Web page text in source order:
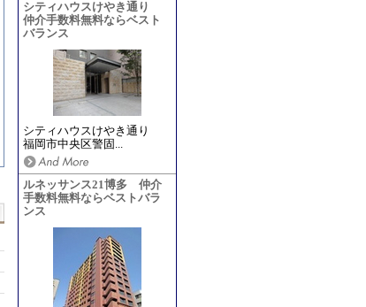
シティハウスけやき通り
仲介手数料無料ならベスト
バランス
シティハウスけやき通り
福岡市中央区警固...
ルネッサンス21博多 仲介
手数料無料ならベストバラ
ンス